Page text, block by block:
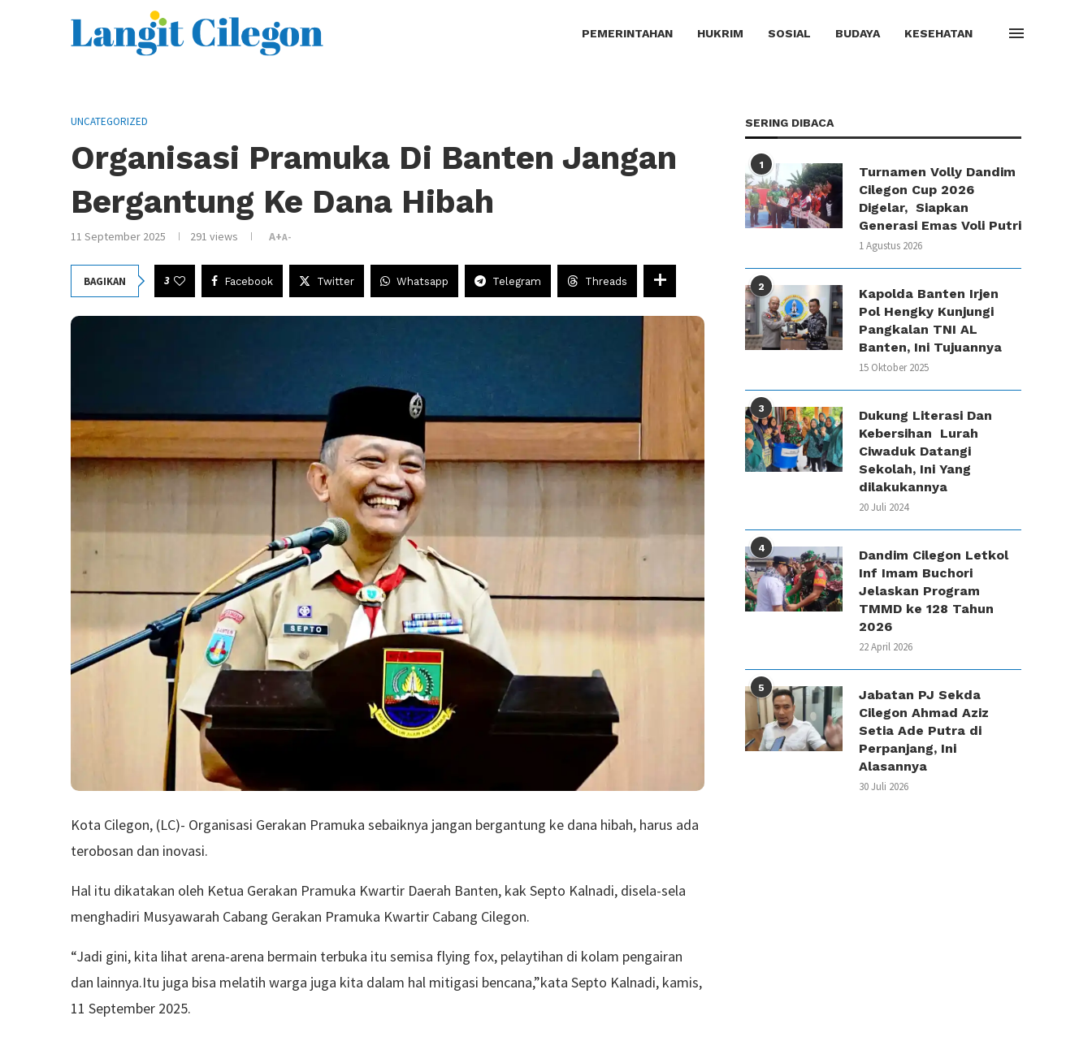
PEMERINTAHAN HUKRIM SOSIAL BUDAYA KESEHATAN
UNCATEGORIZED
Organisasi Pramuka Di Banten Jangan
Bergantung Ke Dana Hibah
11 September 2025 291 views A+A-
BAGIKAN 3 Facebook Twitter Whatsapp Telegram Threads
Kota Cilegon, (LC)- Organisasi Gerakan Pramuka sebaiknya jangan bergantung ke dana hibah, harus ada
terobosan dan inovasi.
Hal itu dikatakan oleh Ketua Gerakan Pramuka Kwartir Daerah Banten, kak Septo Kalnadi, disela-sela
menghadiri Musyawarah Cabang Gerakan Pramuka Kwartir Cabang Cilegon.
“Jadi gini, kita lihat arena-arena bermain terbuka itu semisa flying fox, pelaytihan di kolam pengairan
dan lainnya.Itu juga bisa melatih warga juga kita dalam hal mitigasi bencana,”kata Septo Kalnadi, kamis,
11 September 2025.
SERING DIBACA
1
Turnamen Volly Dandim
Cilegon Cup 2026
Digelar, Siapkan
Generasi Emas Voli Putri
1 Agustus 2026
2
Kapolda Banten Irjen
Pol Hengky Kunjungi
Pangkalan TNI AL
Banten, Ini Tujuannya
15 Oktober 2025
3
Dukung Literasi Dan
Kebersihan Lurah
Ciwaduk Datangi
Sekolah, Ini Yang
dilakukannya
20 Juli 2024
4
Dandim Cilegon Letkol
Inf Imam Buchori
Jelaskan Program
TMMD ke 128 Tahun
2026
22 April 2026
5
Jabatan PJ Sekda
Cilegon Ahmad Aziz
Setia Ade Putra di
Perpanjang, Ini
Alasannya
30 Juli 2026